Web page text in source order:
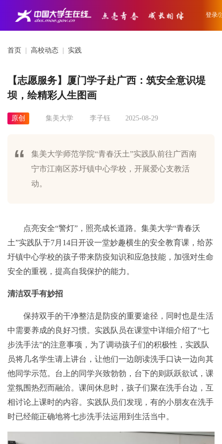
登录/
首页 高校动态 实践
【志愿服务】厦门学子赴广西：筑安全意识堤
坝，绘精彩人生图画
原创 集美大学 李子钰 2025-08-29
集美大学师范学院“青春沃土”实践队前往广西南
宁市江南区苏圩镇中心学校，开展爱心支教活
动。
点亮安全“警灯”，照亮成长道路。集美大学“青春沃
土”实践队于7月14日开设一堂妙趣横生的安全教育课，给苏
圩镇中心学校的孩子带来防疫知识和应急技能，加强对生命
安全的重视，提高自我保护的能力。
清洁双手有妙招
保持双手的干净整洁是防疫的重要途径，同时也是生活
中需要养成的良好习惯。实践队员在课堂中详细介绍了“七
步洗手法”的注意事项， 为了调动孩子们的积极性，实践队
员将几名学生请上讲台，让他们一边朗读洗手口诀一边向其
他同学示范。台上的同学兴致勃勃 ，台下的则跃跃欲试， 课
堂氛围热烈而融洽。课间休息时，孩子们聚在洗手台边，互
相讨论上课时的内容。实践队员们发现，有的小朋友在洗手
时已经能正确地将七步洗手法运用到生活当中。